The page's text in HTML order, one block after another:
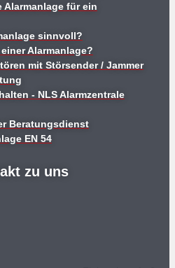
Alarmanlage für ein
sinnvoll?
Alarmanlage?
mit Störsender / Jammer
- NLS Alarmzentrale
Beratungsdienst
EN 54
zu uns